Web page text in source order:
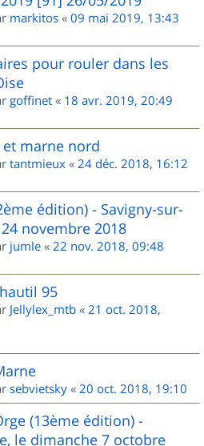
markitos « 09 mai 2019, 13:43
pour rouler dans les
goffinet « 18 avr. 2019, 20:49
marne nord
tantmieux « 24 déc. 2018, 16:12
édition) - Savigny-sur-
novembre 2018
jumle « 22 nov. 2018, 09:48
95
Jellylex_mtb « 21 oct. 2018,
sebvietsky « 20 oct. 2018, 19:10
(13ème édition) -
le dimanche 7 octobre